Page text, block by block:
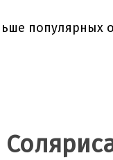
популярных